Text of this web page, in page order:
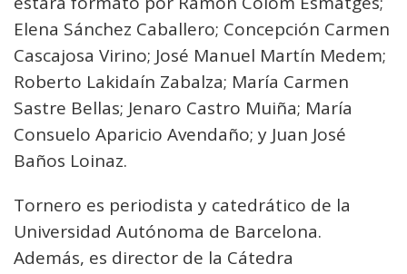
Elena Sánchez Caballero; Concepción Carmen
Cascajosa Virino; José Manuel Martín Medem;
Roberto Lakidaín Zabalza; María Carmen
Sastre Bellas; Jenaro Castro Muiña; María
Consuelo Aparicio Avendaño; y Juan José
Baños Loinaz.
Tornero es periodista y catedrático de la
Universidad Autónoma de Barcelona.
Además, es director de la Cátedra